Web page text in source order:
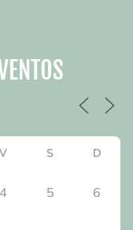
V S D
4 5 6